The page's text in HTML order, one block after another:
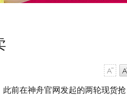
前在神舟官网发起的两轮现货抢